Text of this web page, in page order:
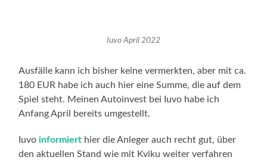
Iuvo April 2022
Ausfälle kann ich bisher keine vermerkten, aber mit ca.
180 EUR habe ich auch hier eine Summe, die auf dem
Spiel steht. Meinen Autoinvest bei Iuvo habe ich
Anfang April bereits umgestellt.
Iuvoinformiert hier die Anleger auch recht gut, über
den aktuellen Stand wie mit Kviku weiter verfahren